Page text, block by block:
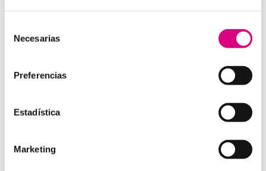
Necesarias
Preferencias
Estadística
Marketing
15 años de experiencia, disponemos de un equipo de
negocio.
Telefonía Virtual, Antivirus y Seguridad,
; siempre con las garantías de un trabajo
excelente.
o a
través de nuestro email:
hola@grupo-system.com